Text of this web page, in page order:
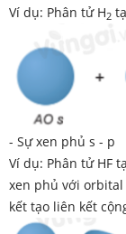
Ví dụ: Phân tử H2
- Sự xen phủ s - p
Ví dụ: Phân tử HF
xen phủ với orbital
kết tạo liên kết